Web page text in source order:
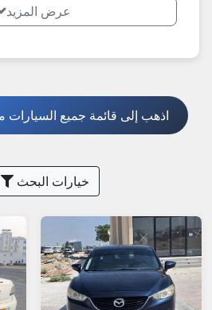
عرض المزيد
اذهب إلى قائمة جميع السيارات
خيارات البحث